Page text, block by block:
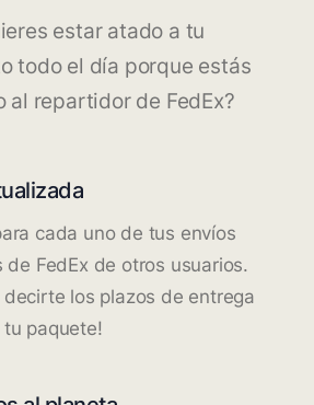
estar atado a tu
todo el día porque estás
al repartidor de FedEx?
cada uno de tus envíos
de FedEx de otros usuarios.
decirte los plazos de entrega
paquete!